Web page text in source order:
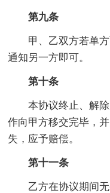
第九条
甲、乙双方若单方
通知另一方即可。
第十条
本协议终止、解除
作向甲方移交完毕，
失，应予赔偿。
第十一条
乙方在协议期间无